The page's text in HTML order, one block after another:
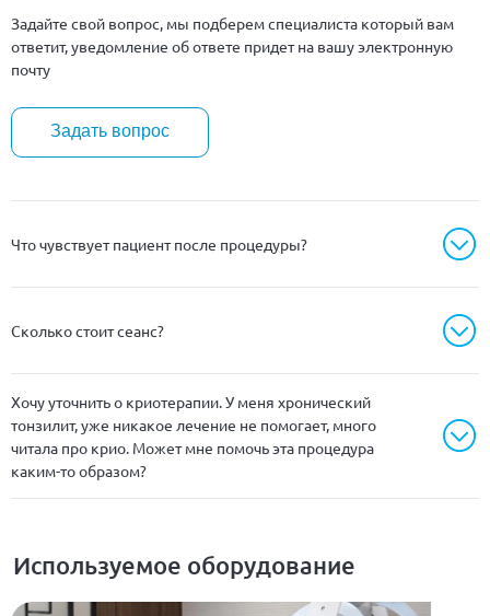
Что чувствует пациент после процедуры?
Сколько стоит сеанс?
Хочу уточнить о криотерапии. У меня хронический
тонзилит, уже никакое лечение не помогает, много
читала про крио. Может мне помочь эта процедура
каким-то образом?
Задайте свой вопрос, мы подберем специалиста который вам
ответит, уведомление об ответе придет на вашу электронную
почту
Задать вопрос
Используемое оборудование